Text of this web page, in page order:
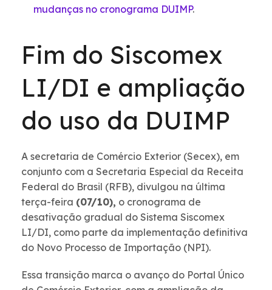
mudanças no cronograma DUIMP.
Fim do Siscomex
LI/DI e ampliação
do uso da DUIMP
A secretaria de Comércio Exterior (Secex), em
conjunto com a Secretaria Especial da Receita
Federal do Brasil (RFB), divulgou na última
terça-feira (07/10), o cronograma de
desativação gradual do Sistema Siscomex
LI/DI, como parte da implementação definitiva
do Novo Processo de Importação (NPI).
Essa transição marca o avanço do Portal Único